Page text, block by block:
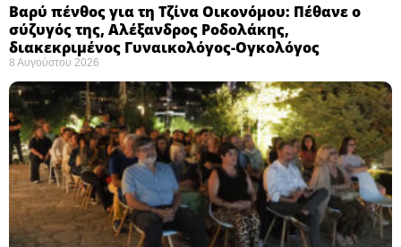
Βαρύ πένθος για τη Τζίνα Οικονόμου: Πέθανε ο
σύζυγός της, Αλέξανδρος Ροδολάκης,
διακεκριμένος Γυναικολόγος-Ογκολόγος
8 Αυγούστου 2026